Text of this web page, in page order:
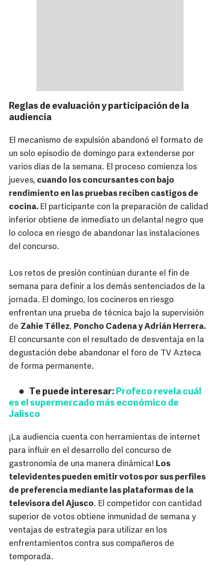
Reglas de evaluación y participación de la
audiencia
El mecanismo de expulsión abandonó el formato de
un solo episodio de domingo para extenderse por
varios días de la semana. El proceso comienza los
jueves, cuando los concursantes con bajo
rendimiento en las pruebas reciben castigos de
cocina. El participante con la preparación de calidad
inferior obtiene de inmediato un delantal negro que
lo coloca en riesgo de abandonar las instalaciones
del concurso.
Los retos de presión continúan durante el fin de
semana para definir a los demás sentenciados de la
jornada. El domingo, los cocineros en riesgo
enfrentan una prueba de técnica bajo la supervisión
de Zahie Téllez, Poncho Cadena y Adrián Herrera.
El concursante con el resultado de desventaja en la
degustación debe abandonar el foro de TV Azteca
de forma permanente.
Te puede interesar: Profeco revela cuál
es el supermercado más económico de
Jalisco
¡La audiencia cuenta con herramientas de internet
para influir en el desarrollo del concurso de
gastronomía de una manera dinámica! Los
televidentes pueden emitir votos por sus perfiles
de preferencia mediante las plataformas de la
televisora del Ajusco. El competidor con cantidad
superior de votos obtiene inmunidad de semana y
ventajas de estrategia para utilizar en los
enfrentamientos contra sus compañeros de
temporada.